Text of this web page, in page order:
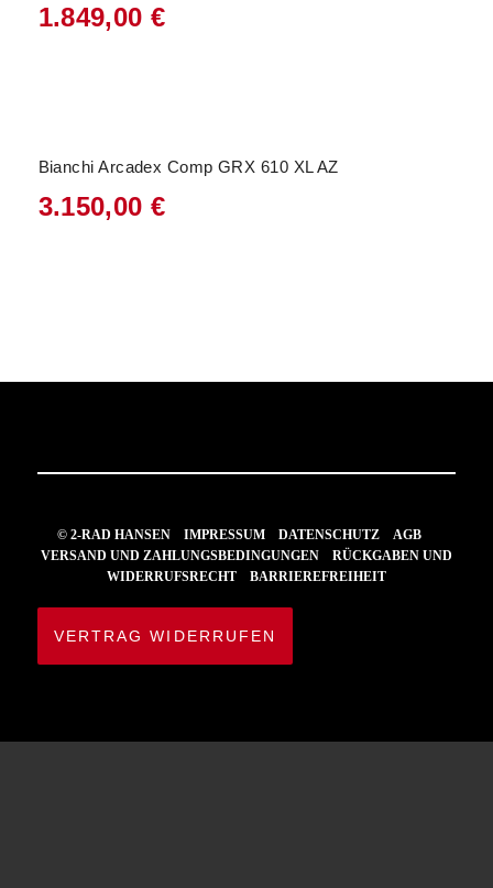
1.849,00 €
Bianchi Arcadex Comp GRX 610 XL AZ
3.150,00 €
© 2-RAD HANSENIMPRESSUM DATENSCHUTZ
AGB
VERSAND UND ZAHLUNGSBEDINGUNGEN
RÜCKGABEN UND
WIDERRUFSRECHT
BARRIEREFREIHEIT
VERTRAG WIDERRUFEN